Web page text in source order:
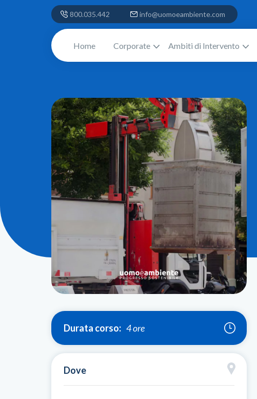
800.035.442 info@uomoeambiente.com
Home Corporate Ambiti di Intervento
Durata corso: 4 ore
Dove